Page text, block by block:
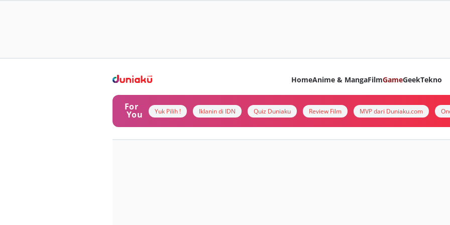
HomeAnime & MangaFilmGameGeekTekno
For
You Yuk Pilih ! Iklanin di IDN Quiz Duniaku Review Film MVP dari Duniaku.com